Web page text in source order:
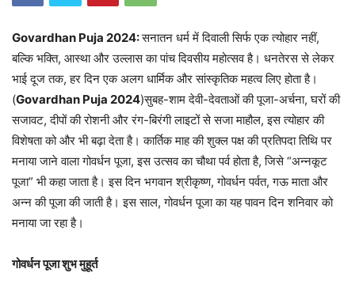
Govardhan Puja 2024:सनातन धर्म में दिवाली सिर्फ एक त्योहार नहीं,
बल्कि भक्ति, आस्था और उल्लास का पांच दिवसीय महोत्सव है। धनतेरस से लेकर
भाई दूज तक, हर दिन एक अलग धार्मिक और सांस्कृतिक महत्व लिए होता है।
(Govardhan Puja 2024)सुबह-शाम देवी-देवताओं की पूजा-अर्चना, घरों की
सजावट, दीपों की रोशनी और रंग-बिरंगी लाइटों से सजा माहौल, इस त्योहार की
विशेषता को और भी बढ़ा देता है। कार्तिक माह की शुक्ल पक्ष की प्रतिपदा तिथि पर
मनाया जाने वाला गोवर्धन पूजा, इस उत्सव का चौथा पर्व होता है, जिसे “अन्नकूट
पूजा” भी कहा जाता है। इस दिन भगवान श्रीकृष्ण, गोवर्धन पर्वत, गऊ माता और
अन्न की पूजा की जाती है। इस साल, गोवर्धन पूजा का यह पावन दिन शनिवार को
मनाया जा रहा है।
गोवर्धन पूजा शुभ मुहूर्त